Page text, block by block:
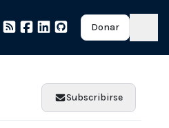
Donar
Subscribirse